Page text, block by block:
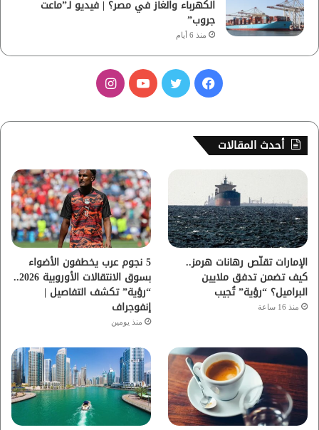
الكهرباء والغاز في مصر؟ | فيديو لـ”ماعت
جروب”
منذ 6 أيام
س
ب
ك
ي
و
ب
ت
ق
ر
م
أحدث المقالات
الإمارات تقلّص رهانات هرمز..
كيف تضمن تدفق ملايين
البراميل؟ “رؤية” تُجيب
منذ 16 ساعة
5 نجوم عرب يخطفون الأضواء
بسوق الانتقالات الأوروبية 2026..
“رؤية” تكشف التفاصيل |
إنفوجراف
منذ يومين